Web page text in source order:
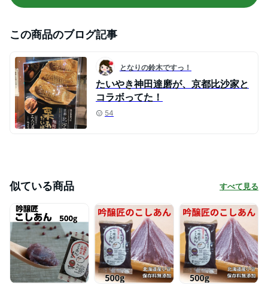
この商品のブログ記事
となりの鈴木ですっ！
たいやき神田達磨が、京都比沙家と
コラボってた！
54
似ている商品 すべて見る